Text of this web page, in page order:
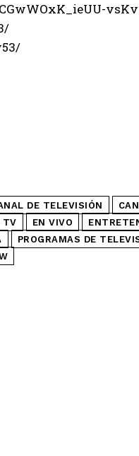
DE TELEVISIÓN
TV EN VIVO
PROGRAMAS DE